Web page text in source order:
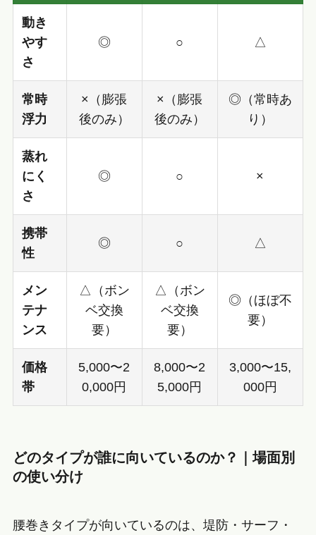
動き
やす
さ
◎ ○ △
常時
浮力
×（膨張
後のみ）
×（膨張
後のみ）
◎（常時あ
り）
蒸れ
にく
さ
◎ ○ ×
携帯
性
◎ ○ △
メン
テナ
ンス
△（ボン
ベ交換
要）
△（ボン
ベ交換
要）
◎（ほぼ不
要）
価格
帯
5,000〜2
0,000円
8,000〜2
5,000円
3,000〜15,
000円
どのタイプが誰に向いているのか？｜場面別
の使い分け
腰巻きタイプが向いているのは、堤防・サーフ・